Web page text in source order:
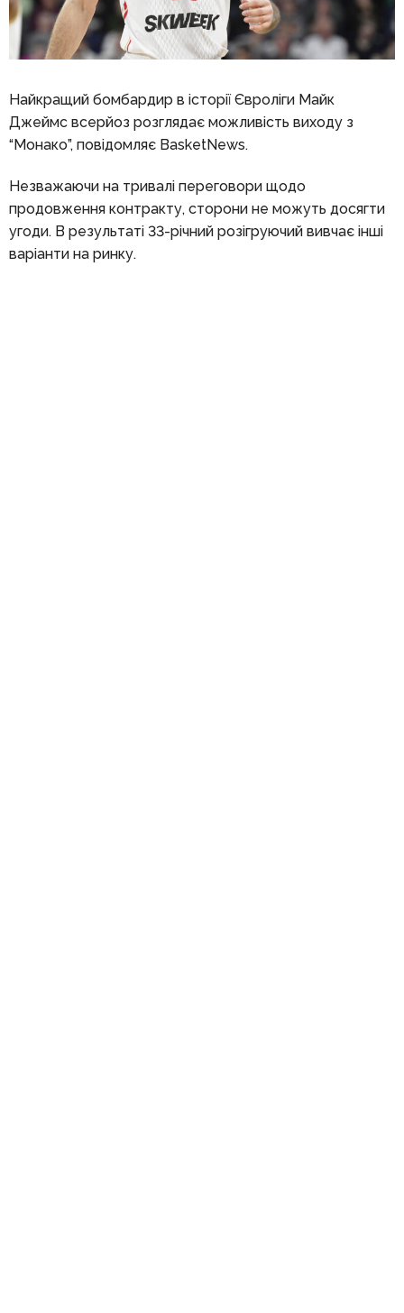
Найкращий бомбардир в історії Євроліги Майк
Джеймс всерйоз розглядає можливість виходу з
“Монако”, повідомляє BasketNews.
Незважаючи на тривалі переговори щодо
продовження контракту, сторони не можуть досягти
угоди. В результаті 33-річний розігруючий вивчає інші
варіанти на ринку.